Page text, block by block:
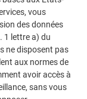
vous
des données
1 lettre a) du
ne disposent pas
aux normes de
avoir accès à
sans vous